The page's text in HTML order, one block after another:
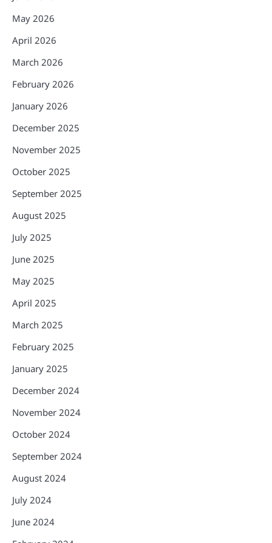
May 2026
April 2026
March 2026
February 2026
January 2026
December 2025
November 2025
October 2025
September 2025
August 2025
July 2025
June 2025
May 2025
April 2025
March 2025
February 2025
January 2025
December 2024
November 2024
October 2024
September 2024
August 2024
July 2024
June 2024